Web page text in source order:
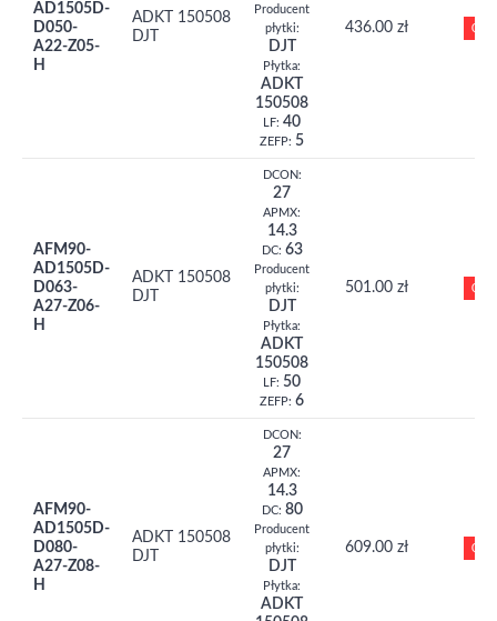
AD1505D-
D050-
A22-Z05-
H
ADKT 150508
DJT
Producent
płytki:
DJT
Płytka:
ADKT
150508
LF: 40
ZEFP: 5
436.00 zł 0
AFM90-
AD1505D-
D063-
A27-Z06-
H
ADKT 150508
DJT
DCON:
27
APMX:
14.3
DC: 63
Producent
płytki:
DJT
Płytka:
ADKT
150508
LF: 50
ZEFP: 6
501.00 zł 0
AFM90-
AD1505D-
D080-
A27-Z08-
H
ADKT 150508
DJT
DCON:
27
APMX:
14.3
DC: 80
Producent
płytki:
DJT
Płytka:
ADKT
609.00 zł 0